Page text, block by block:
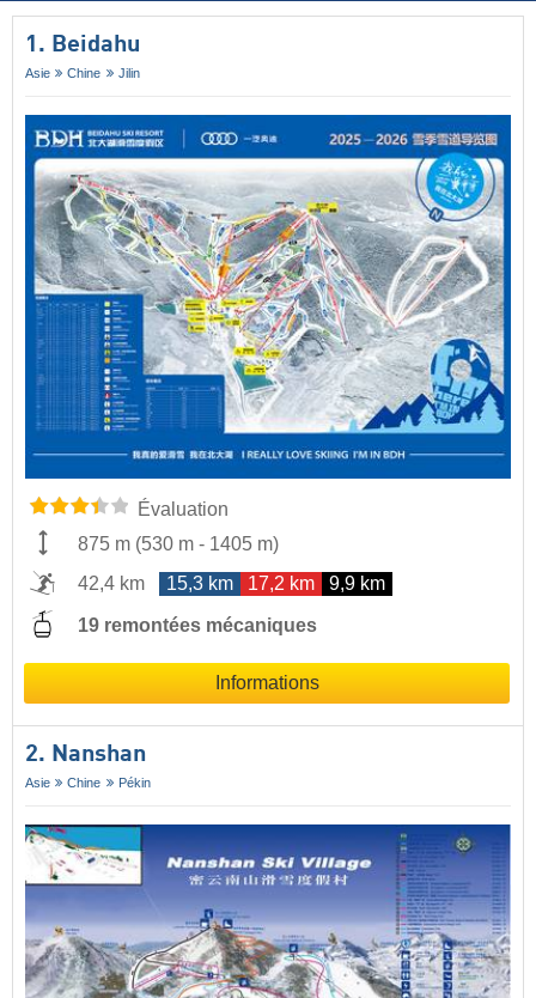
1. Beidahu
Asie Chine Jilin
Évaluation
875 m (530 m - 1405 m)
42,4 km
15,3 km 17,2 km 9,9 km
19 remontées mécaniques
Informations
2. Nanshan
Asie Chine Pékin